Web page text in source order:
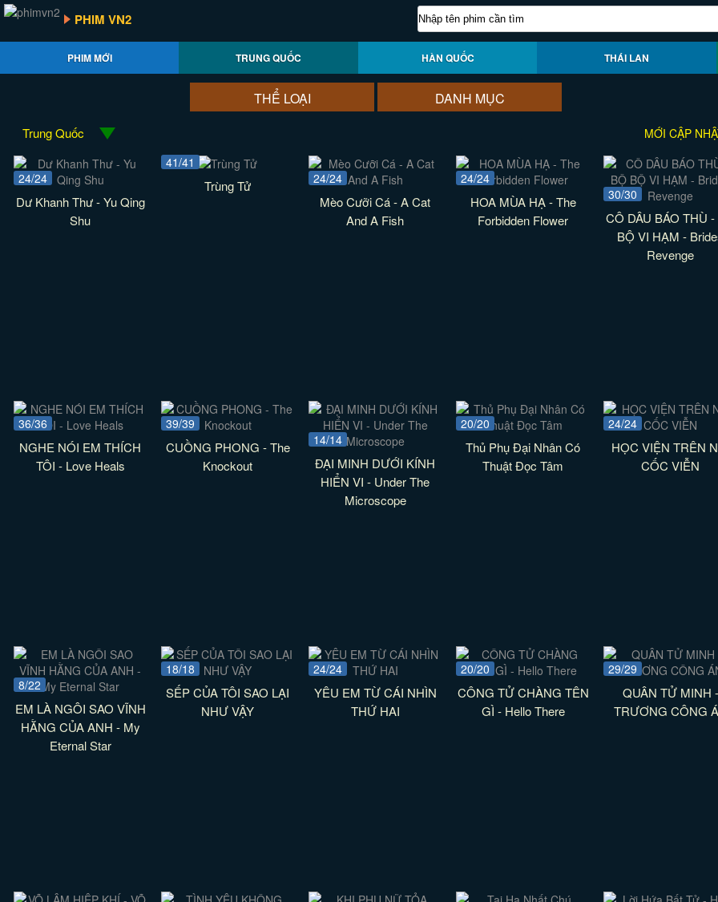
PHIM VN2
PHIM MỚI TRUNG QUỐC HÀN QUỐC THÁI LAN
THỂ LOẠI DANH MỤC
Trung Quốc MỚI CẬP
24/24
Dư Khanh Thư - Yu Qing
Shu
41/41
Trùng Tử 24/24
Mèo Cưỡi Cá - A Cat
And A Fish
24/24
HOA MÙA HẠ - The
Forbidden Flower
30/30
CÔ DÂU BÁO THÙ -
BỘ VI HẠM -
Revenge
36/36
NGHE NÓI EM THÍCH
TÔI - Love Heals
39/39
CUỒNG PHONG - The
Knockout
14/14
ĐẠI MINH DƯỚI KÍNH
HIỂN VI - Under The
Microscope
20/20
Thủ Phụ Đại Nhân Có
Thuật Đọc Tâm
24/24
HỌC VIỆN TRÊN
CỐC VIỄN
8/22
EM LÀ NGÔI SAO VĨNH
HẰNG CỦA ANH - My
Eternal Star
18/18
SẾP CỦA TÔI SAO LẠI
NHƯ VẬY
24/24
YÊU EM TỪ CÁI NHÌN
THỨ HAI
20/20
CÔNG TỬ CHÀNG TÊN
GÌ - Hello There
29/29
QUÂN TỬ MINH -
TRƯƠNG CÔNG